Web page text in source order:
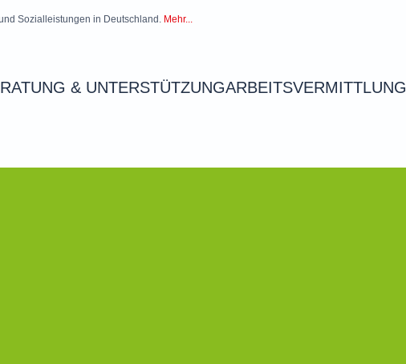
Sozialleistungen in Deutschland. Mehr...
& UNTERSTÜTZUNGARBEITSVERMITTLUNG